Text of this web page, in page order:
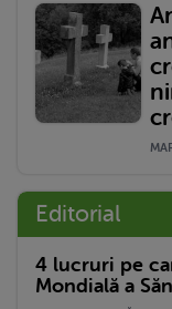
Editorial
4 lucruri pe
Mondială a